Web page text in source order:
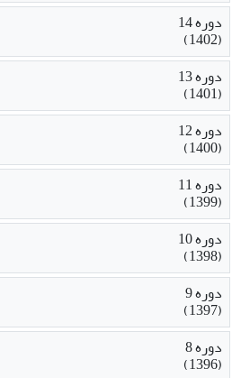
دوره 14
(1402)
دوره 13
(1401)
دوره 12
(1400)
دوره 11
(1399)
دوره 10
(1398)
دوره 9
(1397)
دوره 8
(1396)